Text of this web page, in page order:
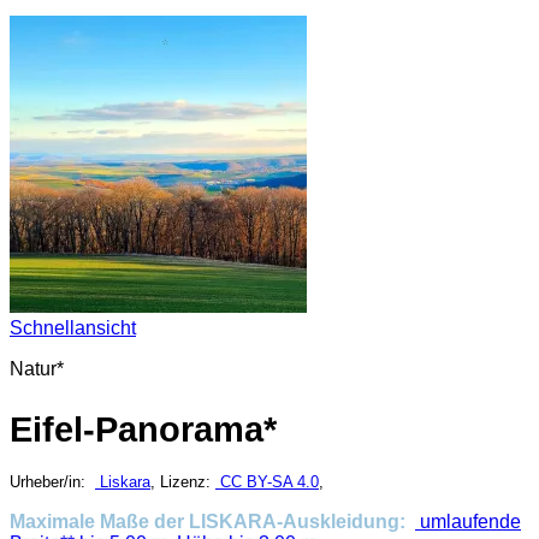
Schnellansicht
Natur*
Eifel-Panorama*
Urheber/in: Liskara, Lizenz: CC BY-SA 4.0,
Maximale Maße der LISKARA-Auskleidung:
umlaufende